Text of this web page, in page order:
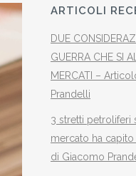
ARTICOLI
DUE
GUERRA CHE SI
MERCATI –
Prandelli
3 stretti petroliferi
mercato ha
di Giacomo